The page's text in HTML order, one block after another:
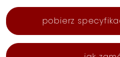
pobierz